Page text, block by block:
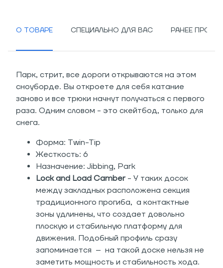
О ТОВАРЕ СПЕЦИАЛЬНО ДЛЯ ВАС РАНЕЕ
Парк, стрит, все дороги открываются на этом
сноуборде. Вы откроете для себя катание
заново и все трюки начнут получаться с первого
раза. Одним словом - это скейтбод, только для
снега.
Форма: Twin-Tip
Жесткость: 6
Назначение: Jibbing, Park
Lock and Load Camber- У таких досок
между закладных расположена секция
традиционного прогиба, а контактные
зоны удлинены, что создает довольно
плоскую и стабильную платформу для
движения. Подобный профиль сразу
запоминается – на такой доске нельзя не
заметить мощность и стабильность хода.